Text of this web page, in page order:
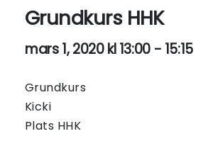
Grundkurs HHK
mars 1, 2020 kl 13:00- 15:15
Grundkurs
Kicki
Plats HHK